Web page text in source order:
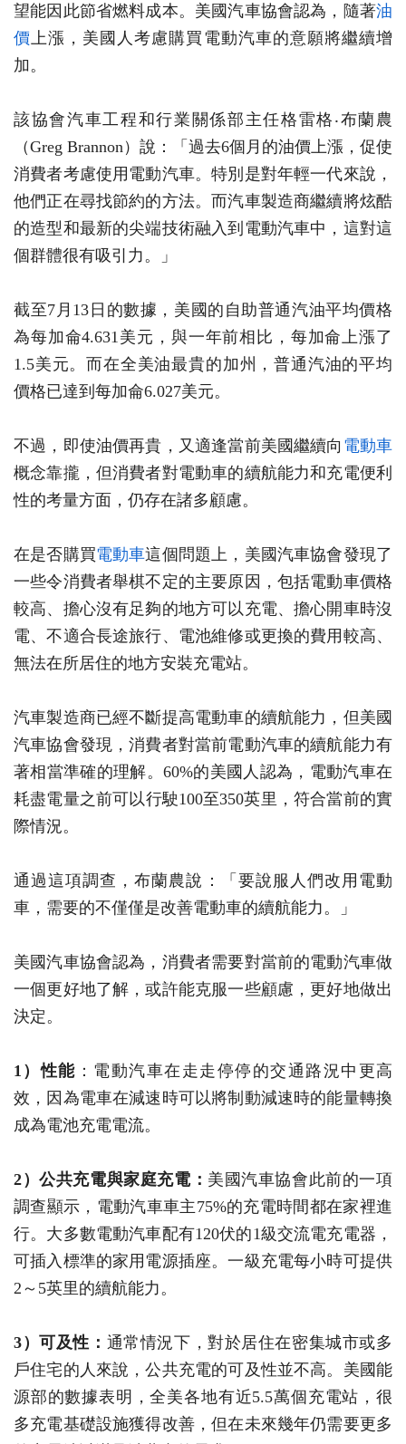
望能因此節省燃料成本。美國汽車協會認為，隨著油
價上漲，美國人考慮購買電動汽車的意願將繼續增
加。
該協會汽車工程和行業關係部主任格雷格‧布蘭農
（Greg Brannon）說：「過去6個月的油價上漲，促使
消費者考慮使用電動汽車。特別是對年輕一代來說，
他們正在尋找節約的方法。而汽車製造商繼續將炫酷
的造型和最新的尖端技術融入到電動汽車中，這對這
個群體很有吸引力。」
截至7月13日的數據，美國的自助普通汽油平均價格
為每加侖4.631美元，與一年前相比，每加侖上漲了
1.5美元。而在全美油最貴的加州，普通汽油的平均
價格已達到每加侖6.027美元。
不過，即使油價再貴，又適逢當前美國繼續向 電動車
概念靠攏，但消費者對電動車的續航能力和充電便利
性的考量方面，仍存在諸多顧慮。
在是否購買電動車這個問題上，美國汽車協會發現了
一些令消費者舉棋不定的主要原因，包括電動車價格
較高、擔心沒有足夠的地方可以充電、擔心開車時沒
電、不適合長途旅行、電池維修或更換的費用較高、
無法在所居住的地方安裝充電站。
汽車製造商已經不斷提高電動車的續航能力，但美國
汽車協會發現，消費者對當前電動汽車的續航能力有
著相當準確的理解。60%的美國人認為，電動汽車在
耗盡電量之前可以行駛100至350英里，符合當前的實
際情況。
通過這項調查，布蘭農說：「要說服人們改用電動
車，需要的不僅僅是改善電動車的續航能力。」
美國汽車協會認為，消費者需要對當前的電動汽車做
一個更好地了解，或許能克服一些顧慮，更好地做出
決定。
1）性能 ：電動汽車在走走停停的交通路況中更高
效，因為電車在減速時可以將制動減速時的能量轉換
成為電池充電電流。
2）公共充電與家庭充電： 美國汽車協會此前的一項
調查顯示，電動汽車車主75%的充電時間都在家裡進
行。大多數電動汽車配有120伏的1級交流電充電器，
可插入標準的家用電源插座。一級充電每小時可提供
2～5英里的續航能力。
3）可及性： 通常情況下，對於居住在密集城市或多
戶住宅的人來說，公共充電的可及性並不高。美國能
源部的數據表明，全美各地有近5.5萬個充電站，很
多充電基礎設施獲得改善，但在未來幾年仍需要更多